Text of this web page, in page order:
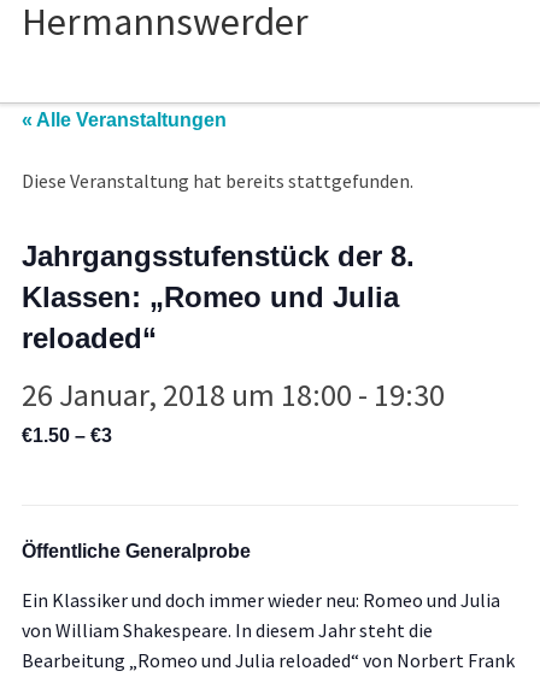
« Alle Veranstaltungen
Diese Veranstaltung hat bereits stattgefunden.
Jahrgangsstufenstück der 8.
Klassen: „Romeo und Julia
reloaded“
26 Januar, 2018 um 18:00 - 19:30
€1.50 – €3
Öffentliche Generalprobe
Ein Klassiker und doch immer wieder neu: Romeo und Julia
von William Shakespeare. In diesem Jahr steht die
Bearbeitung „Romeo und Julia reloaded“ von Norbert Frank